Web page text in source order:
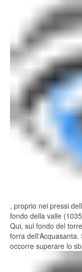
, proprio nei pressi
fondo della valle
Qui, sul fondo del
forra
occorre superare lo